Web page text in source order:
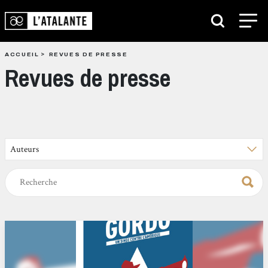
ACCUEIL REVUES DE PRESSE
Revues de presse